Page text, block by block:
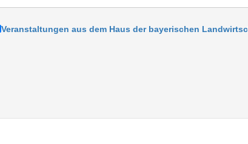
Veranstaltungen aus dem Haus der bayerischen